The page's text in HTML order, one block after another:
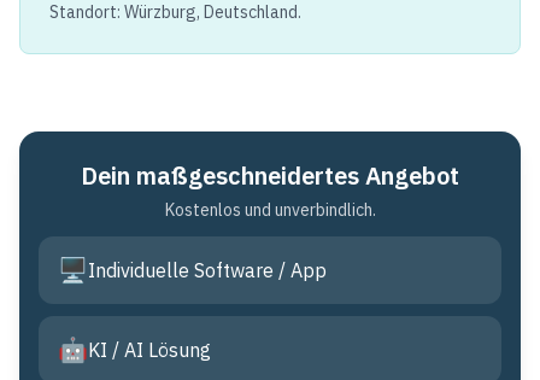
Standort: Würzburg, Deutschland.
Dein maßgeschneidertes Angebot
Kostenlos und unverbindlich.
🖥️Individuelle Software / App
🤖KI / AI Lösung